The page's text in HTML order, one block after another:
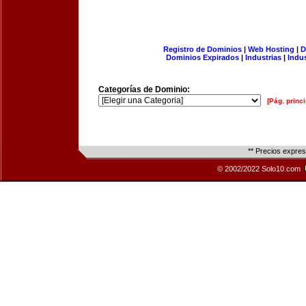
Registro de Dominios| Web Hosting |
Dominios Expirados | Industrias |
Categorías de Dominio:
[Pág.
** Precios
© 2002/2022 Solo10.com